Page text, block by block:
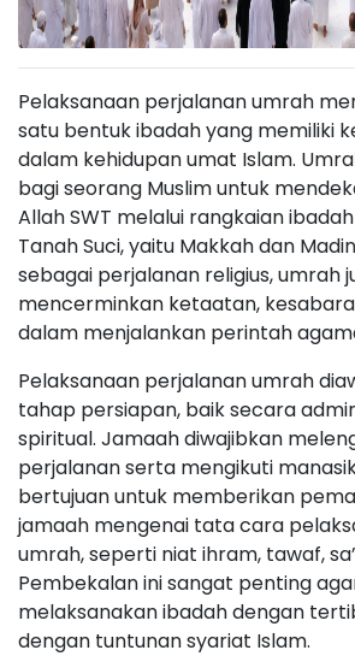
Pelaksanaan perjalanan umrah
satu bentuk ibadah yang memiliki
dalam kehidupan umat Islam.
bagi seorang Muslim untuk
Allah SWT melalui rangkaian
Tanah Suci, yaitu Makkah dan
sebagai perjalanan religius, umrah
mencerminkan ketaatan,
dalam menjalankan perintah
Pelaksanaan perjalanan umrah
tahap persiapan, baik secara
spiritual. Jamaah diwajibkan
perjalanan serta mengikuti
bertujuan untuk memberikan
jamaah mengenai tata cara
umrah, seperti niat ihram, tawaf,
Pembekalan ini sangat penting
melaksanakan ibadah dengan
dengan tuntunan syariat Islam.